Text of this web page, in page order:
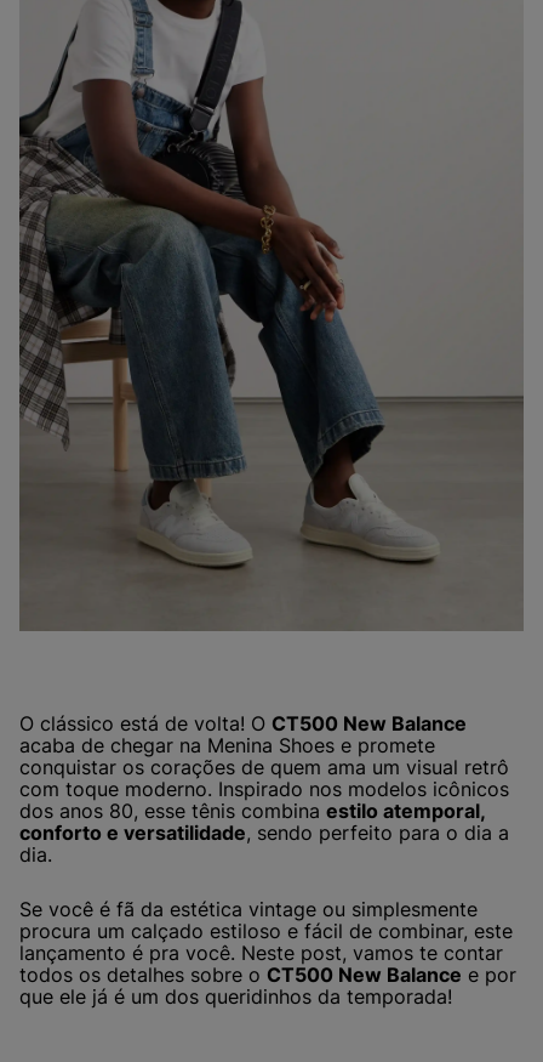
O clássico está de volta! O CT500 New Balance
acaba de chegar na Menina Shoes e promete
conquistar os corações de quem ama um visual retrô
com toque moderno. Inspirado nos modelos icônicos
dos anos 80, esse tênis combina estilo atemporal,
conforto e versatilidade, sendo perfeito para o dia a
dia.
Se você é fã da estética vintage ou simplesmente
procura um calçado estiloso e fácil de combinar, este
lançamento é pra você. Neste post, vamos te contar
todos os detalhes sobre o CT500 New Balance e por
que ele já é um dos queridinhos da temporada!